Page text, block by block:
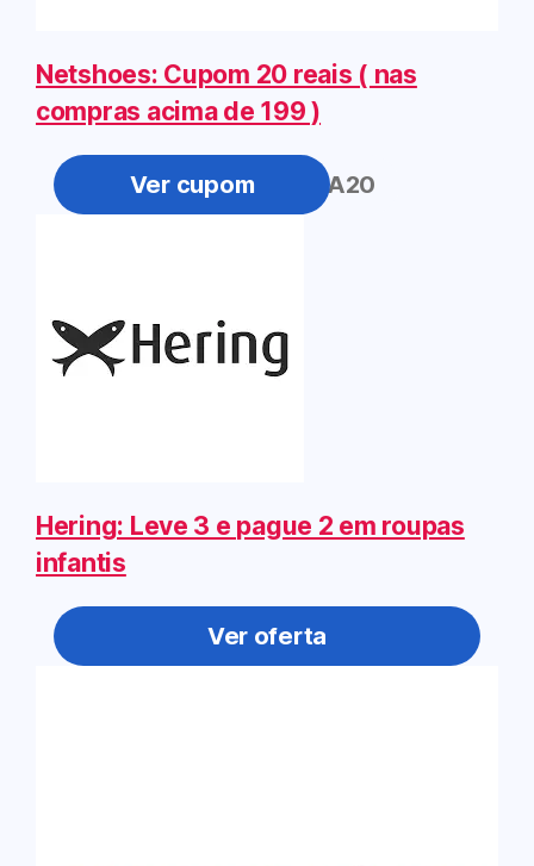
Netshoes: Cupom 20 reais ( nas
compras acima de 199 )
LIBERA20
Hering: Leve 3 e pague 2 em roupas
infantis
Ver oferta